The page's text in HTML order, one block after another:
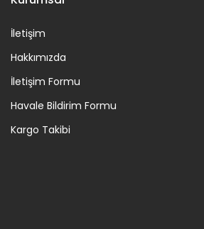
İletişim
Hakkımızda
İletişim Formu
Havale Bildirim Formu
Kargo Takibi